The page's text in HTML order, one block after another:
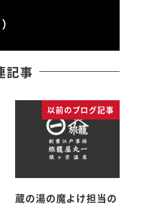
記事
以前のブログ記事
蔵の湯の魔よけ担当の